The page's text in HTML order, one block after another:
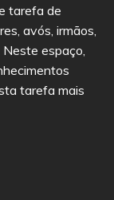
tarefa de
avós, irmãos,
espaço,
tarefa mais